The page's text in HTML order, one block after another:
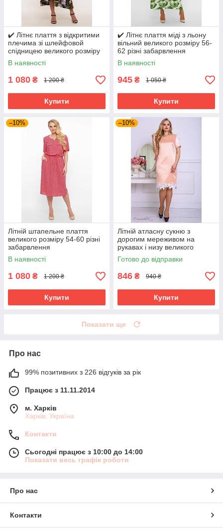
✔️ Літнє плаття з відкритими
плечима зі шлейфовой
спідницею великого розміру
54-60
В наявності
1 080 ₴ 1 200 ₴
Купити
✔️ Літнє плаття міді з льону
вільний великого розміру 56-
62 різні забарвлення
В наявності
945 ₴ 1 050 ₴
Купити
–10%
Літній штапельне плаття
великого розміру 54-60 різні
забарвлення
В наявності
1 080 ₴ 1 200 ₴
Купити
–10%
Літній атласну сукню з
дорогим мереживом на
рукавах і низу великого
розміру 50-56 розміру
Готово до відправки
846 ₴ 940 ₴
Купити
Показати ще
Про нас
99% позитивних з 226 відгуків за рік
Працює з 11.11.2014
м. Харків
Харків, Україна
Контакти
Сьогодні працює з 10:00 до 14:00
Показати весь графік роботи
Про нас
Контакти